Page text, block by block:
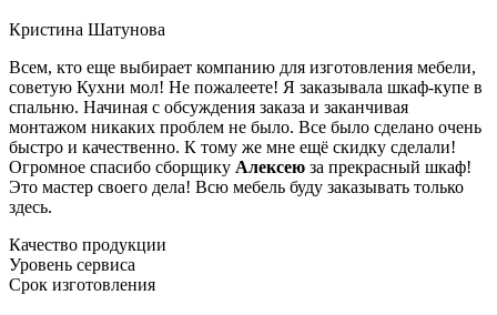
Кристина Шатунова
Всем, кто еще выбирает компанию для изготовления мебели,
советую Кухни мол! Не пожалеете! Я заказывала шкаф-купе в
спальню. Начиная с обсуждения заказа и заканчивая
монтажом никаких проблем не было. Все было сделано очень
быстро и качественно. К тому же мне ещё скидку сделали!
Огромное спасибо сборщику Алексею за прекрасный шкаф!
Это мастер своего дела! Всю мебель буду заказывать только
здесь.
Качество продукции
Уровень сервиса
Срок изготовления